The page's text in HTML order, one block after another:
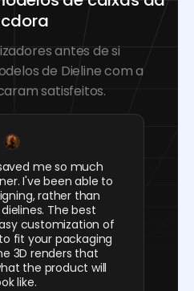
antes de si
de Dieline com a
satisfeitos.
me so much
I've been able to
rather than
The best
customization of
fit your packaging
3D renders that
the product will
like.